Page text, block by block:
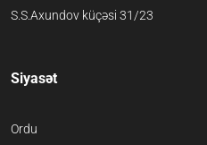
S.S.Axundov küçəsi 31/23
Siyasət
Ordu